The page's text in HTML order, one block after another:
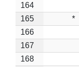
164
165
*
166
167
168